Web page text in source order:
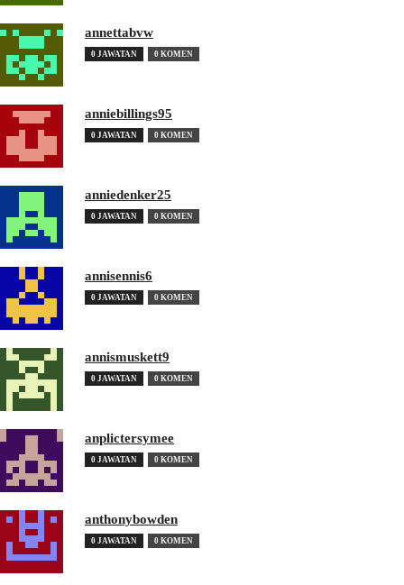
annettabvw
0 JAWATAN 0 KOMEN
anniebillings95
0 JAWATAN 0 KOMEN
anniedenker25
0 JAWATAN 0 KOMEN
annisennis6
0 JAWATAN 0 KOMEN
annismuskett9
0 JAWATAN 0 KOMEN
anplictersymee
0 JAWATAN 0 KOMEN
anthonybowden
0 JAWATAN 0 KOMEN